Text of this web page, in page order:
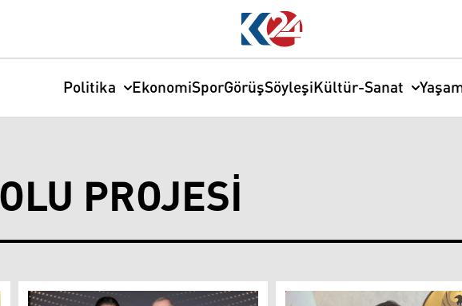
Politika EkonomiSporGörüşSöyleşiKültür-Sanat
PROJESI